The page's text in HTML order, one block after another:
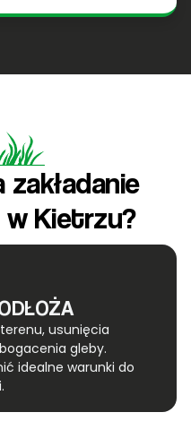
w Kietrzu?
usunięcia
gleby.
idealne warunki do